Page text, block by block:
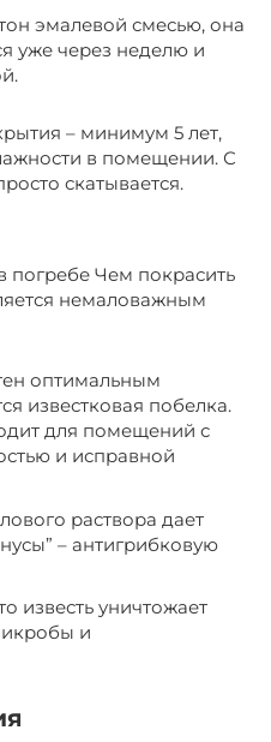
эмалевой смесью, она
уже через неделю и
– минимум 5 лет,
в помещении. С
скатывается.
погребе Чем покрасить
немаловажным
оптимальным
известковая побелка.
для помещений с
и исправной
раствора дает
– антигрибковую
известь уничтожает
и